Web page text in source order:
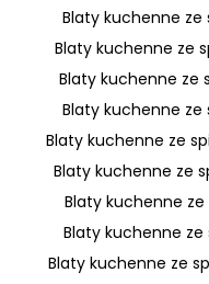
Blaty kuchenne ze
Blaty kuchenne ze
Blaty kuchenne ze
Blaty kuchenne ze
Blaty kuchenne ze
Blaty kuchenne ze
Blaty kuchenne
Blaty kuchenne
Blaty kuchenne ze